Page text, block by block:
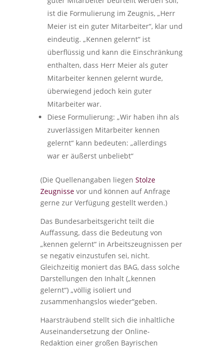
ist die Formulierung im Zeugnis, „Herr
Meier ist ein guter Mitarbeiter“, klar und
eindeutig. „Kennen gelernt“ ist
überflüssig und kann die Einschränkung
enthalten, dass Herr Meier als guter
Mitarbeiter kennen gelernt wurde,
überwiegend jedoch kein guter
Mitarbeiter war.
Diese Formulierung: „Wir haben ihn als
zuverlässigen Mitarbeiter kennen
gelernt“ kann bedeuten: „allerdings
war er äußerst unbeliebt“
(Die Quellenangaben liegen Stolze
Zeugnissevor und können auf Anfrage
gerne zur Verfügung gestellt werden.)
Das Bundesarbeitsgericht teilt die
Auffassung, dass die Bedeutung von
„kennen gelernt“ in Arbeitszeugnissen per
se negativ einzustufen sei, nicht.
Gleichzeitig moniert das BAG, dass solche
Darstellungen den Inhalt („kennen
gelernt“) „völlig isoliert und
zusammenhangslos wieder“geben.
Haarsträubend stellt sich die inhaltliche
Auseinandersetzung der Online-
Redaktion einer großen Bayrischen